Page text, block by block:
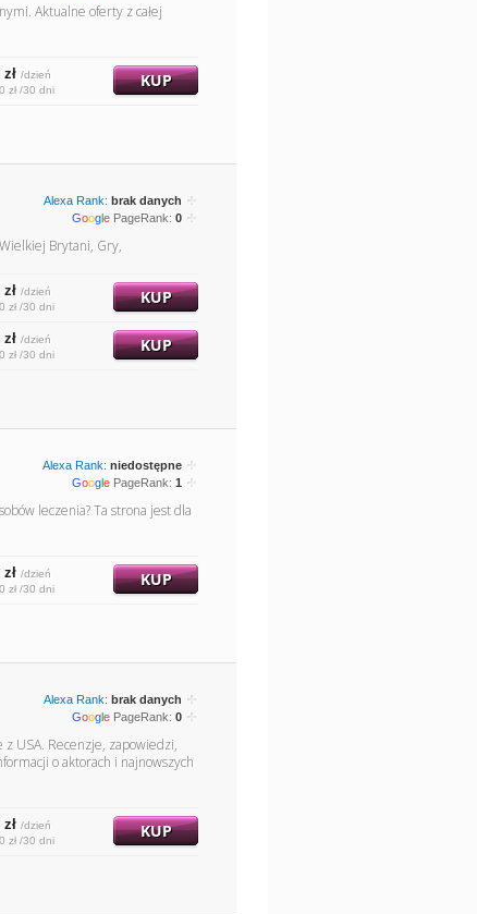
Aktualne oferty z całej
/dzień
zł /30 dni
KUP
Alexa Rank: brak danych
Google PageRank: 0
Brytani, Gry,
/dzień
zł /30 dni
KUP
/dzień
zł /30 dni
KUP
Alexa Rank: niedostępne
Google PageRank: 1
leczenia? Ta strona jest dla
/dzień
zł /30 dni
KUP
Alexa Rank: brak danych
Google PageRank: 0
z USA. Recenzje, zapowiedzi,
o aktorach i najnowszych
/dzień
zł /30 dni
KUP